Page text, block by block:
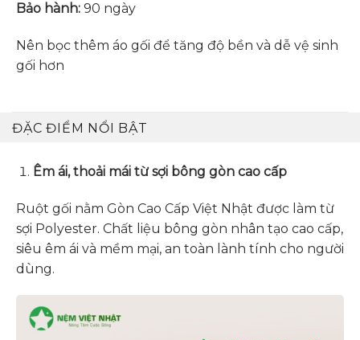
Bảo hành: 90 ngày
Nên bọc thêm áo gối để tăng độ bền và dễ vệ sinh
gối hơn
ĐẶC ĐIỂM NỔI BẬT
Êm ái, thoải mái từ sợi bông gòn cao cấp
Ruột gối nằm Gòn Cao Cấp Việt Nhật được làm từ
sợi Polyester. Chất liệu bông gòn nhân tạo cao cấp,
siêu êm ái và mềm mại, an toàn lành tính cho người
dùng.